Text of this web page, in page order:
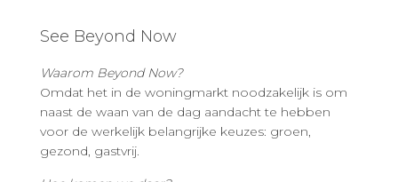
See Beyond Now
Waarom Beyond Now?
Omdat het in de woningmarkt noodzakelijk is om
naast de waan van de dag aandacht te hebben
voor de werkelijk belangrijke keuzes: groen,
gezond, gastvrij.